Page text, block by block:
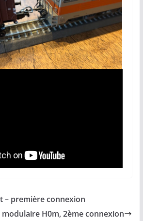
– première connexion
modulaire H0m, 2ème connexion